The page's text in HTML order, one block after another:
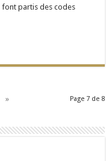
partis des codes
Page 7 de 8
»